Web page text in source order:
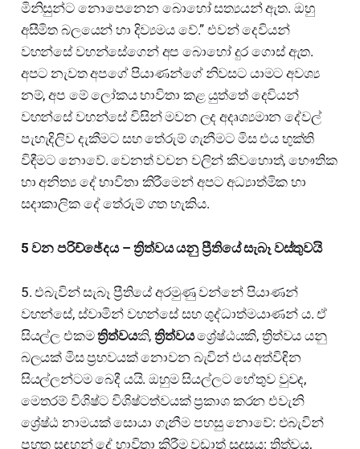
මිනිසුන්ට නොපෙනෙන බොහෝ සත්‍යයන් ඇත. ඔහු
අසීමිත බලයෙන් හා දිව්‍යමය වේ.” එවන් දෙවියන්
වහන්සේ වහන්සේගෙන් අප බොහෝ දුර ගොස් ඇත.
අපට නැවත අපගේ පියාණන්ගේ නිවසට යාමට අවශ්‍ය
නම්, අප මේ ලෝකය භාවිතා කළ යුත්තේ දෙවියන්
වහන්සේ වහන්සේ විසින් මවන ලද අදෘශ්‍යමාන දේවල්
පැහැදිලිව දැකීමට සහ තේරුම් ගැනීමට මිස එය භුක්ති
විඳීමට නොවේ. වෙනත් වචන වලින් කිවහොත්, භෞතික
හා අනිත්‍ය දේ භාවිතා කිරීමෙන් අපට අධ්‍යාත්මික හා
සදාකාලික දේ තේරුම් ගත හැකිය.
5 වන පරිච්ඡේදය – ත්‍රිත්වය යනු ප්‍රීතියේ සැබෑ වස්තුවයි
5. එබැවින් සැබෑ ප්‍රීතියේ අරමුණු වන්නේ පියාණන්
වහන්සේ, ස්වාමින් වහන්සේ සහ ශුද්ධාත්මයාණන් ය. ඒ
සියල්ල එකමත්‍රිත්වයකි,ත්‍රිත්වයශ්‍රේෂ්ඨයකි, ත්‍රිත්වය යනු
බලයක් මිස ප්‍රභවයක් නොවන බැවින් එය අත්විඳින
සියල්ලන්ටම බෙදී යයි. ඔහුම සියල්ලට හේතුව වුවද,
මෙතරම් විශිෂ්ට විශිෂ්ටත්වයක් ප්‍රකාශ කරන එවැනි
ශ්‍රේෂ්ඨ නාමයක් සොයා ගැනීම පහසු නොවේ: එබැවින්
පහත සඳහන් දේ භාවිතා කිරීම වඩාත් සුදුසුය: ත්‍රිත්වය,